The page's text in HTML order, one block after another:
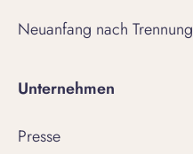
Neuanfang nach Trennung
Unternehmen
Presse